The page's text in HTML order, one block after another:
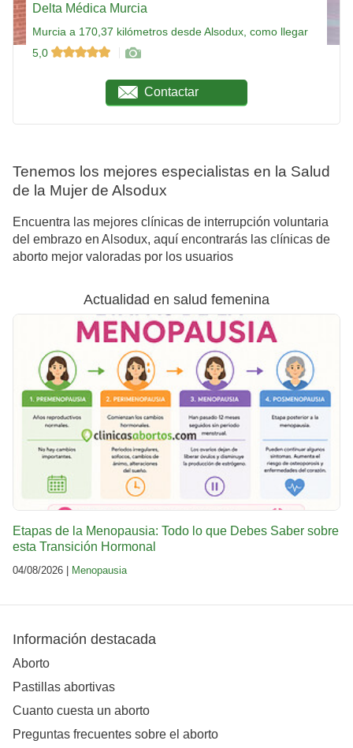
Delta Médica Murcia
Murcia a 170,37 kilómetros desde Alsodux, como llegar
5,0
Contactar
Tenemos los mejores especialistas en la Salud
de la Mujer de Alsodux
Encuentra las mejores clínicas de interrupción voluntaria
del embrazo en Alsodux, aquí encontrarás las clínicas de
aborto mejor valoradas por los usuarios
Actualidad en salud femenina
Etapas de la Menopausia: Todo lo que Debes Saber sobre
esta Transición Hormonal
04/08/2026 | Menopausia
Información destacada
Aborto
Pastillas abortivas
Cuanto cuesta un aborto
Preguntas frecuentes sobre el aborto